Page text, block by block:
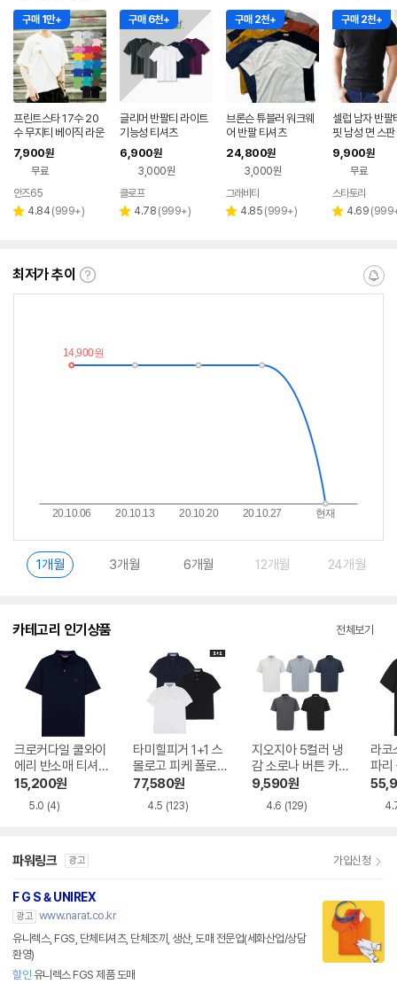
구매 1만+
프린트스타 17수 20
수 무지티 베이직 라운
드 반팔 티셔츠 (남녀
공용,빅사이즈)
7,900원
무료
안즈65
별 4.84 리
(999+)
구매 6천+
글리머 반팔티 라이트
기능성 티셔츠
6,900원
3,000원
클로프
별 4.78 리
(999+)
구매 2천+
브론슨 튜블러 워크웨
어 반팔 티셔츠
24,800원
3,000원
페이
그래비티
별 4.85 리
(999+)
구매 2천+
셀럽 남자 반팔
핏 남성 면 스
V넥 무지 브이
헬스 티셔츠 짐
9,900원
무료
스타토리
별 4.69 리
(
최저가 추이
최
이
란?
알
1개월 3개월 6개월 12개월 24개월
카테고리 인기상품 전체보기
크로커다일 쿨와이
에리 반소매 티셔츠
CDR0GTP2701
15,200원
5.0 (4)
타미힐피거 1+1 스
몰로고 피케 폴로
셔츠 PK 반팔_13H1
77,580원
4.5 (123)
지오지아 5컬러 냉
감 소로나 버튼 카
라티_ADF2TT190
9,590원
4.6 (129)
라코
파리
파워링크 광고 가입신청
F G S & UNIREX
광고 www.narat.co.kr
유니렉스, FGS, 단체티셔츠, 단체조끼, 생산, 도매 전문업(세화산업/상담
환영)
할인 유니렉스 FGS 제품 도매